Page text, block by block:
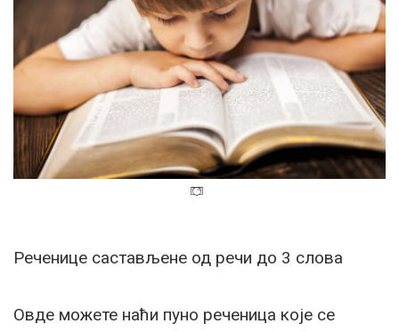
Реченице састављене од речи до 3 слова
Овде можете наћи пуно реченица које се